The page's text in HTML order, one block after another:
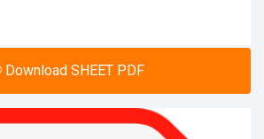
Download SHEET PDF